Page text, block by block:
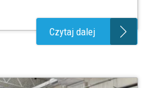
Czytaj dalej